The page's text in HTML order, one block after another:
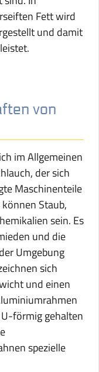
Fett wird
und damit
von
im Allgemeinen
der sich
Maschinenteile
Staub,
sein. Es
und die
Umgebung
sich
und einen
förmig gehalten
spezielle